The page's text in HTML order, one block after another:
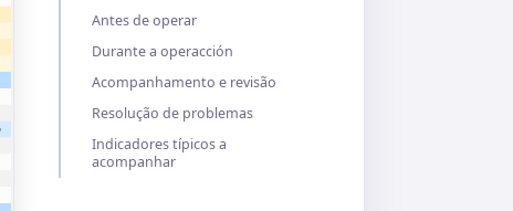
Antes de operar
Durante a operacción
Acompanhamento e revisão
Resolução de problemas
Indicadores típicos a
acompanhar